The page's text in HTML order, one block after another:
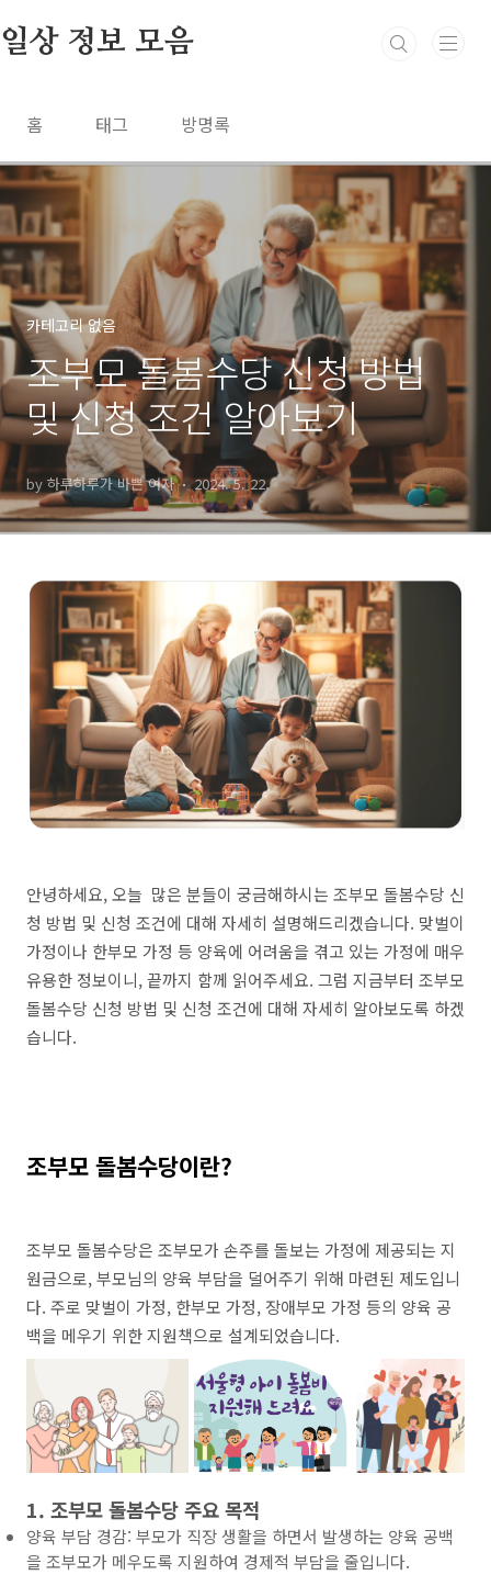
일상 정보 모음
홈 태그 방명록
카테고리 없음
조부모 돌봄수당 신청 방법
및 신청 조건 알아보기
by 하루하루가 바쁜 여자 2024. 5. 22.
안녕하세요, 오늘 많은 분들이 궁금해하시는 조부모 돌봄수당 신
청 방법 및 신청 조건에 대해 자세히 설명해드리겠습니다. 맞벌이
가정이나 한부모 가정 등 양육에 어려움을 겪고 있는 가정에 매우
유용한 정보이니, 끝까지 함께 읽어주세요. 그럼 지금부터 조부모
돌봄수당 신청 방법 및 신청 조건에 대해 자세히 알아보도록 하겠
습니다.
조부모 돌봄수당이란?
조부모 돌봄수당은 조부모가 손주를 돌보는 가정에 제공되는 지
원금으로, 부모님의 양육 부담을 덜어주기 위해 마련된 제도입니
다. 주로 맞벌이 가정, 한부모 가정, 장애부모 가정 등의 양육 공
백을 메우기 위한 지원책으로 설계되었습니다​.
1. 조부모 돌봄수당 주요 목적
양육 부담 경감: 부모가 직장 생활을 하면서 발생하는 양육 공백
을 조부모가 메우도록 지원하여 경제적 부담을 줄입니다.